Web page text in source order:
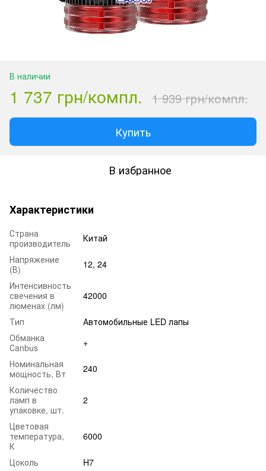
В наличии
1 737 грн/компл. 1 939 грн/компл.
Купить
В избранное
Характеристики
Страна
производитель
Китай
Напряжение
(В)
12, 24
Интенсивность
свечения в
люменах (лм)
42000
Тип
Автомобильные LED лапы
Обманка
Сanbus
+
Номинальная
мощность, Вт
240
Количество
ламп в
упаковке, шт.
2
Цветовая
температура,
К
6000
Цоколь
H7